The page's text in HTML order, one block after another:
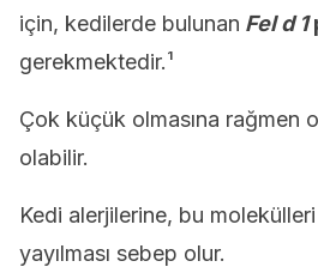
için, kedilerde bulunan Fel d 1
gerekmektedir.¹
Çok küçük olmasına rağmen
olabilir.
Kedi alerjilerine, bu
yayılması sebep olur.